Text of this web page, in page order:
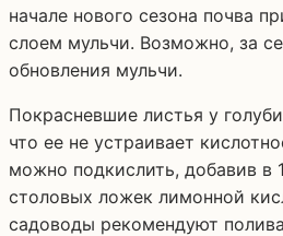
начале нового сезона почва
слоем мульчи. Возможно, за
обновления мульчи.
Покрасневшие листья у
что ее не устраивает
можно подкислить, добавив в
столовых ложек лимонной
садоводы рекомендуют